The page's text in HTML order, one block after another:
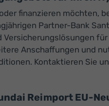
finanzieren möchten,
Partner-Bank
Anschaffungen und
Kontaktieren Sie
Reimport EU-